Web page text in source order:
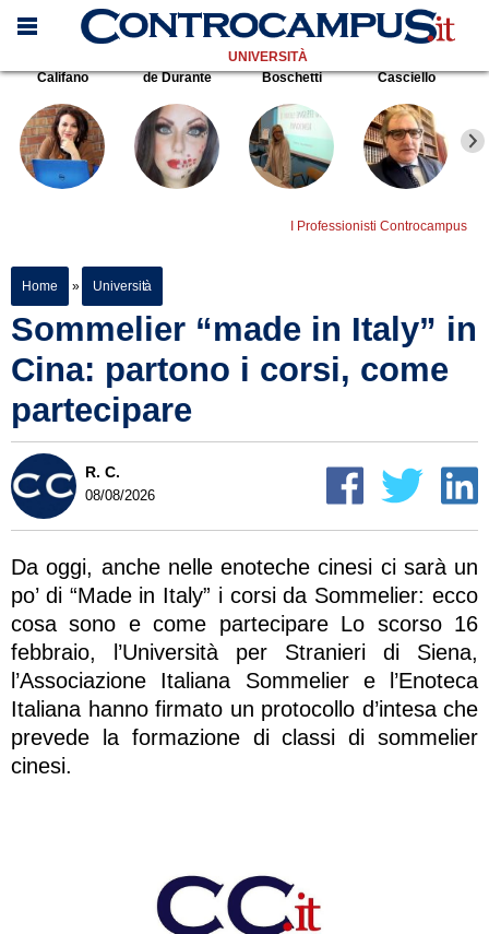
UNIVERSITÀ
Califano
de Durante Boschetti Casciello
I Professionisti Controcampus
Home » Università
Sommelier “made in Italy” in
Cina: partono i corsi, come
partecipare
R. C.
08/08/2026
Da oggi, anche nelle enoteche cinesi ci sarà un
po’ di “Made in Italy” i corsi da Sommelier: ecco
cosa sono e come partecipare Lo scorso 16
febbraio, l’Università per Stranieri di Siena,
l’Associazione Italiana Sommelier e l’Enoteca
Italiana hanno firmato un protocollo d’intesa che
prevede la formazione di classi di sommelier
cinesi.